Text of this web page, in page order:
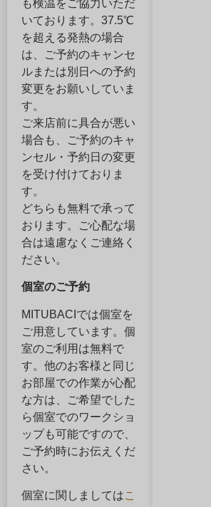
も検温をご協力いただ
いております。37.5℃
を超える発熱の場合
は、ご予約のキャンセ
ルまたは別日への予約
変更をお願いしていま
す。
ご来店前に具合が悪い
場合も、ご予約のキャ
ンセル・予約日の変更
を受け付けておりま
す。
どちらも無料で承って
おります。ご心配な場
合は遠慮なくご連絡く
ださい。
個室のご予約
MITUBACIでは個室を
ご用意しています。個
室のご利用は無料で
す。他のお客様と同じ
お部屋での作業が心配
な方は、ご希望でした
ら個室でのワークショ
ップも可能ですので、
ご予約時にお伝えくだ
さい。
個室に関しましてはこ